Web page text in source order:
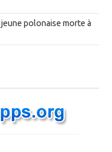
polonaise morte à